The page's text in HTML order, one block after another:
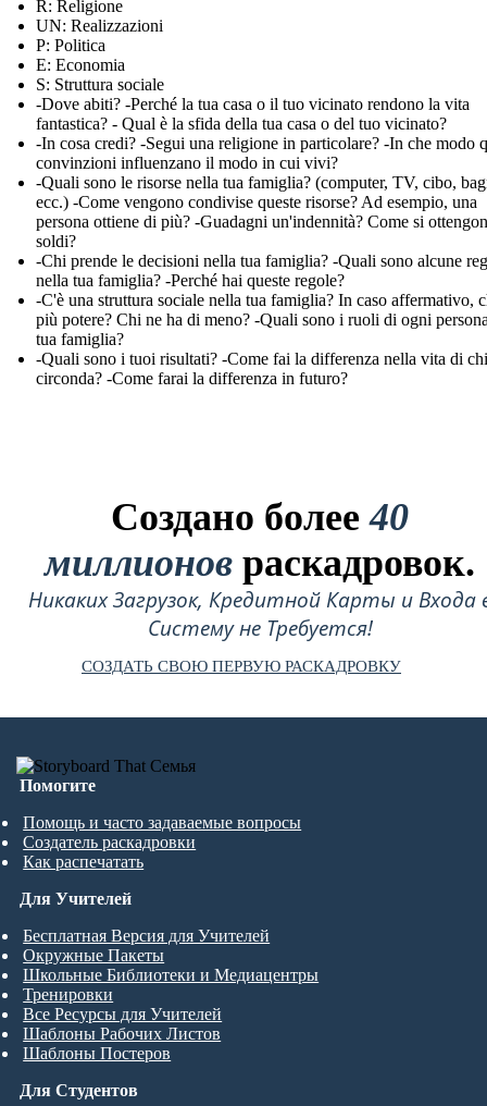
R: Religione
UN: Realizzazioni
P: Politica
E: Economia
S: Struttura sociale
-Dove abiti? -Perché la tua casa o il tuo vicinato rendono la vita
fantastica? - Qual è la sfida della tua casa o del tuo vicinato?
-In cosa credi? -Segui una religione in particolare? -In che modo
convinzioni influenzano il modo in cui vivi?
-Quali sono le risorse nella tua famiglia? (computer, TV, cibo,
ecc.) -Come vengono condivise queste risorse? Ad esempio, una
persona ottiene di più? -Guadagni un'indennità? Come si
soldi?
-Chi prende le decisioni nella tua famiglia? -Quali sono alcune
nella tua famiglia? -Perché hai queste regole?
-C'è una struttura sociale nella tua famiglia? In caso affermativo,
più potere? Chi ne ha di meno? -Quali sono i ruoli di ogni
tua famiglia?
-Quali sono i tuoi risultati? -Come fai la differenza nella vita di
circonda? -Come farai la differenza in futuro?
Создано более40
миллионов раскадровок.
Никаких Загрузок, Кредитной Карты и Входа
Систему не Требуется!
СОЗДАТЬ СВОЮ ПЕРВУЮ РАСКАДРОВКУ
Помогите
Помощь и часто задаваемые вопросы
Создатель раскадровки
Как распечатать
Для Студентов
Для Учителей
Бесплатная Версия для Учителей
Окружные Пакеты
Школьные Библиотеки и Медиацентры
Тренировки
Все Ресурсы для Учителей
Шаблоны Рабочих Листов
Шаблоны Постеров